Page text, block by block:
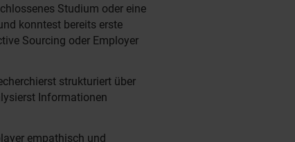
Studium oder eine
konntest bereits erste
Sourcing oder Employer
strukturiert über
Informationen
empathisch und